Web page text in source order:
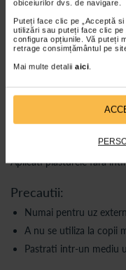
obiceiurilor dvs. de navigare.
Puteți face clic pe „Acceptă
utilizări sau puteți face clic pe
configura opțiunile. Vă puteți
retrage consimțământul pe
Mai multe detalii aici
Caracteristici:
Dimensiune plasture:
Set de 10 plasturi
Mod de utilizare:
Curatati si uscati bine
Aplicati plasturele fara
Precautii:
Numai pentru uz
A nu se utiliza la copii
Pastrati intr-un mediu